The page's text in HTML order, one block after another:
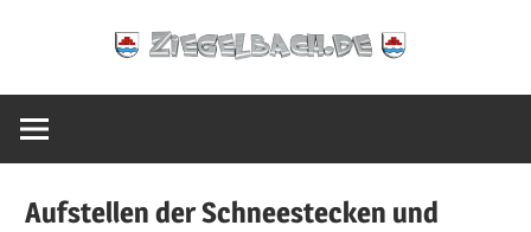
Ziegelbach.de
Aufstellen der Schneestecken und